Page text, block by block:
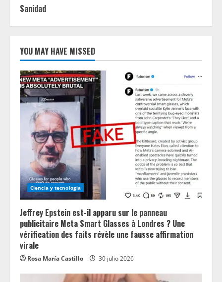
Sanidad
YOU MAY HAVE MISSED
Ciencia y tecnologia
Jeffrey Epstein est-il apparu sur le panneau
publicitaire Meta Smart Glasses à Londres ? Une
vérification des faits révèle une fausse affirmation
virale
Rosa María Castillo 30 julio 2026